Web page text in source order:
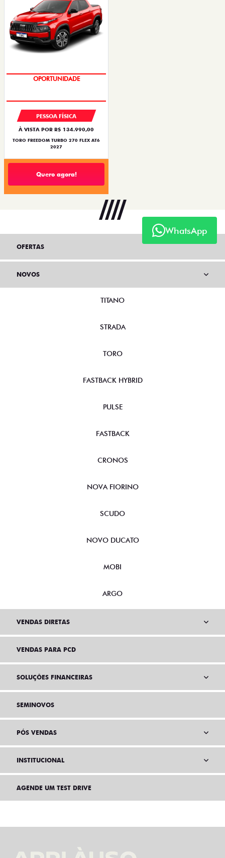
OPORTUNIDADE
PESSOA FÍSICA
À VISTA POR R$ 134.990,00
TORO FREEDOM TURBO 270 FLEX AT6
2027
Quero agora!
WhatsApp
OFERTAS
NOVOS
TITANO
STRADA
TORO
FASTBACK HYBRID
PULSE
FASTBACK
CRONOS
NOVA FIORINO
SCUDO
NOVO DUCATO
MOBI
ARGO
VENDAS DIRETAS
VENDAS PARA PCD
SOLUÇÕES FINANCEIRAS
SEMINOVOS
PÓS VENDAS
INSTITUCIONAL
AGENDE UM TEST DRIVE